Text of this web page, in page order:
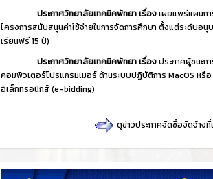
ประกาศวิทยาลัยเทคนิคพัทยา เรื่องเผยแพร่แผนก
โครงการสนับสนุนค่าใช้จ่ายในการจัดการศึกษา ตั้งแต่ระดับอ
เรียนฟรี 15 ปี)
ประกาศวิทยาลัยเทคนิคพัทยา เรื่องประกาศผู้ชนะก
คอมพิวเตอร์โปรแกรมเมอร์ ด้านระบบปฏิบัติการ MacOS หรื
อิเล็กทรอนิกส์ (e-bidding)
ดูข่าวประกาศจัดซื้อจัดจ้างที่